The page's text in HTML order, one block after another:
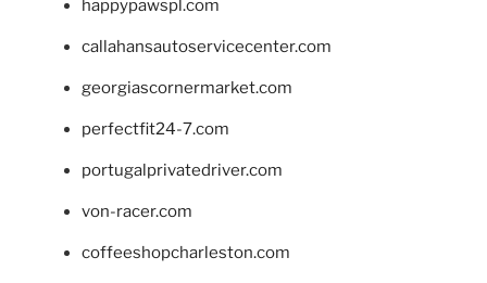
happypawspl.com
callahansautoservicecenter.com
georgiascornermarket.com
perfectfit24-7.com
portugalprivatedriver.com
von-racer.com
coffeeshopcharleston.com